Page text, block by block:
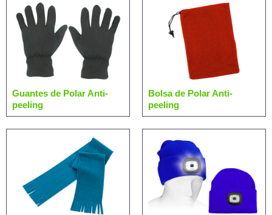
Guantes de Polar Anti-
peeling
Bolsa de Polar Anti-
peeling